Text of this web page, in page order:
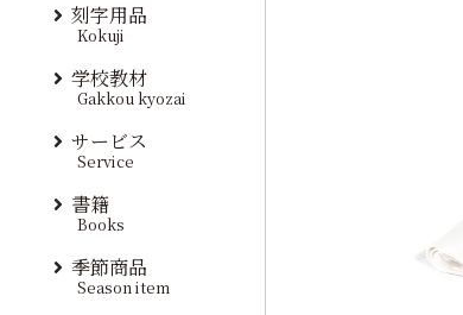
刻字用品
Kokuji
学校教材
Gakkou kyozai
サービス
Service
書籍
Books
季節商品
Season item